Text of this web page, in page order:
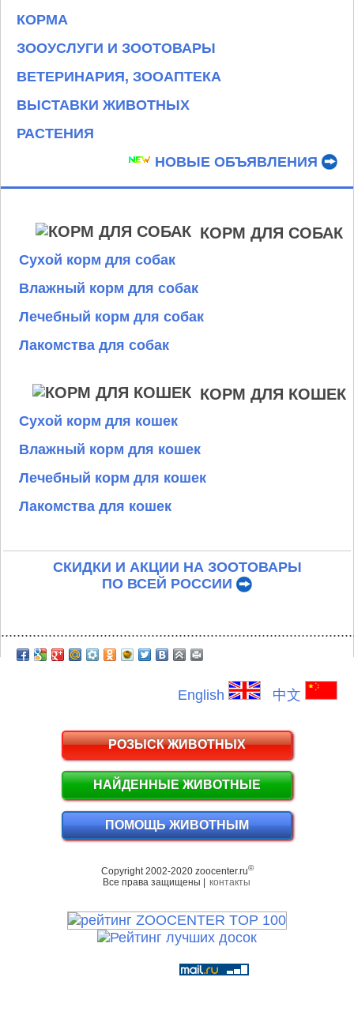
КОРМА
ЗООУСЛУГИ И ЗООТОВАРЫ
ВЕТЕРИНАРИЯ, ЗООАПТЕКА
ВЫСТАВКИ ЖИВОТНЫХ
РАСТЕНИЯ
НОВЫЕ ОБЪЯВЛЕНИЯ
КОРМ ДЛЯ СОБАК
Сухой корм для собак
Влажный корм для собак
Лечебный корм для собак
Лакомства для собак
КОРМ ДЛЯ КОШЕК
Сухой корм для кошек
Влажный корм для кошек
Лечебный корм для кошек
Лакомства для кошек
СКИДКИ И АКЦИИ НА ЗООТОВАРЫ
ПО ВСЕЙ РОССИИ
English 中文
РОЗЫСК ЖИВОТНЫХ
НАЙДЕННЫЕ ЖИВОТНЫЕ
ПОМОЩЬ ЖИВОТНЫМ
Copyright 2002-2020 zoocenter.ru©
Все права защищены | контакты